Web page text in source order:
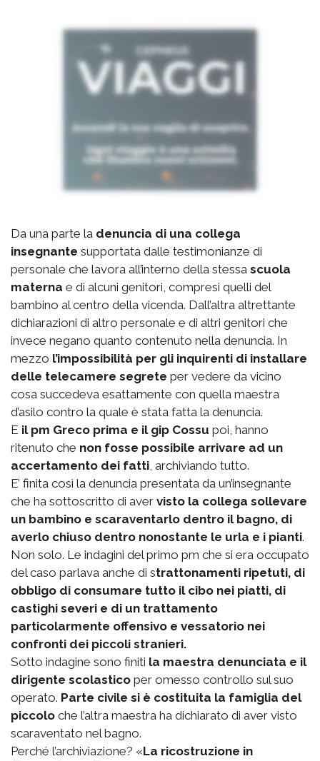
Da una parte la denuncia di una collega
insegnante supportata dalle testimonianze di
personale che lavora all’interno della stessa scuola
materna e di alcuni genitori, compresi quelli del
bambino al centro della vicenda. Dall’altra altrettante
dichiarazioni di altro personale e di altri genitori che
invece negano quanto contenuto nella denuncia. In
mezzo l’impossibilità per gli inquirenti di installare
delle telecamere segrete per vedere da vicino
cosa succedeva esattamente con quella maestra
d’asilo contro la quale è stata fatta la denuncia.
E il pm Greco prima e il gip Cossu poi, hanno
ritenuto che non fosse possibile arrivare ad un
accertamento dei fatti, archiviando tutto.
E’ finita così la denuncia presentata da un’insegnante
che ha sottoscritto di aver visto la collega sollevare
un bambino e scaraventarlo dentro il bagno, di
averlo chiuso dentro nonostante le urla e i pianti.
Non solo. Le indagini del primo pm che si era occupato
del caso parlava anche di strattonamenti ripetuti, di
obbligo di consumare tutto il cibo nei piatti, di
castighi severi e di un trattamento
particolarmente offensivo e vessatorio nei
confronti dei piccoli stranieri.
Sotto indagine sono finiti la maestra denunciata e il
dirigente scolastico per omesso controllo sul suo
operato. Parte civile si è costituita la famiglia del
piccolo che l’altra maestra ha dichiarato di aver visto
scaraventato nel bagno.
Perché l’archiviazione? «La ricostruzione in